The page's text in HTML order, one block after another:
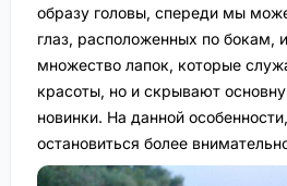
образу головы, спереди мы
глаз, расположенных по бокам,
множество лапок, которые
красоты, но и скрывают
новинки. На данной
остановиться более